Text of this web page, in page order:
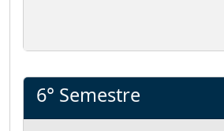
6° Semestre